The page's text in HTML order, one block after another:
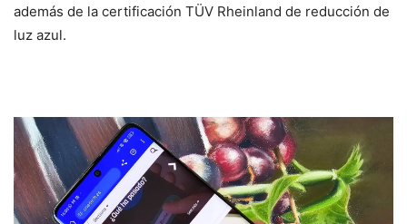
además de la certificación TÜV Rheinland de reducción de
luz azul.